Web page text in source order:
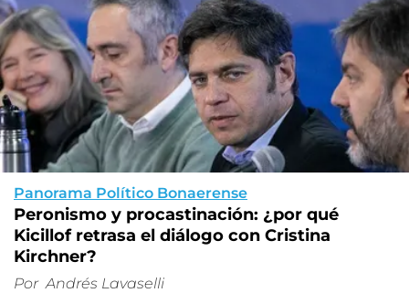
Panorama Político Bonaerense
Peronismo y procastinación: ¿por qué
Kicillof retrasa el diálogo con Cristina
Kirchner?
Por Andrés Lavaselli